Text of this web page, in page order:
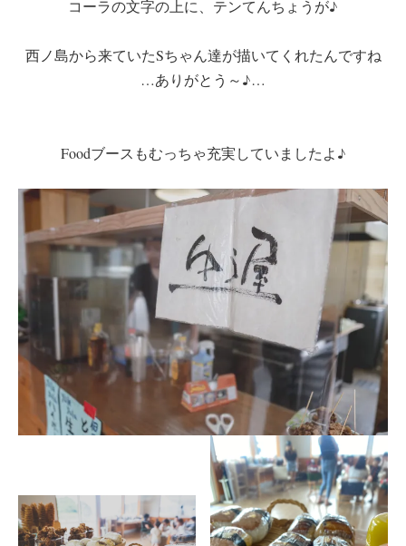
コーラの文字の上に、テンてんちょうが♪
西ノ島から来ていたSちゃん達が描いてくれたんですね
…ありがとう～♪…
Foodブースもむっちゃ充実していましたよ♪